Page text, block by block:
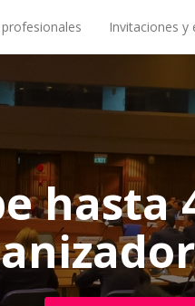
Invitaciones y
hasta